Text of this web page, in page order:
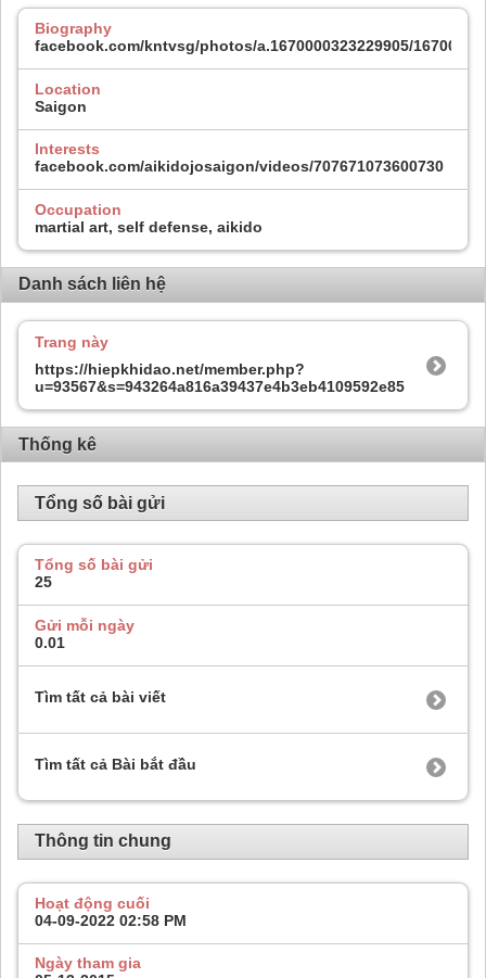
Biography
facebook.com/kntvsg/photos/a.1670000323229905/
Location
Saigon
Interests
facebook.com/aikidojosaigon/videos/707671073600730
Occupation
martial art, self defense, aikido
Danh sách liên hệ
Trang này
https://hiepkhidao.net/member.php?
u=93567&s=943264a816a39437e4b3eb4109592e85
Thống kê
Tổng số bài gửi
Tổng số bài gửi
25
Gửi mỗi ngày
0.01
Tìm tất cả bài viết
Tìm tất cả Bài bắt đầu
Thông tin chung
Hoạt động cuối
04-09-2022 02:58 PM
Ngày tham gia